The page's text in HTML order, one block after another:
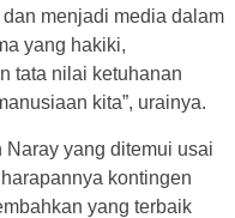
menjadi media dalam
yang hakiki,
tata nilai ketuhanan
kita”, urainya.
yang ditemui usai
kontingen
yang terbaik